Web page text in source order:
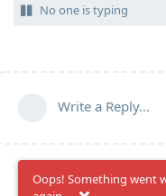
No one is typing
Write a Reply...
Oops! Something went